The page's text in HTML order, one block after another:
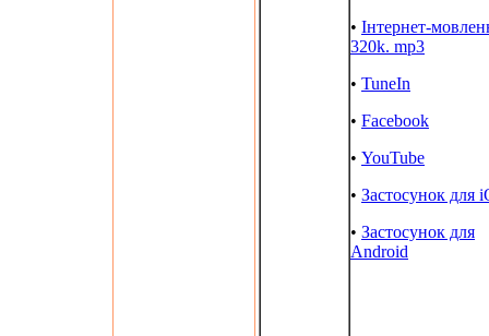
• Інтернет-
320k. mp3
• TuneIn
• Facebook
• YouTube
• Застосунок для
• Застосунок для
Android